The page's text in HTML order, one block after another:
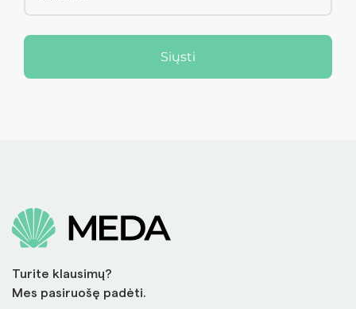
Siųsti
Turite klausimų?
Mes pasiruošę padėti.